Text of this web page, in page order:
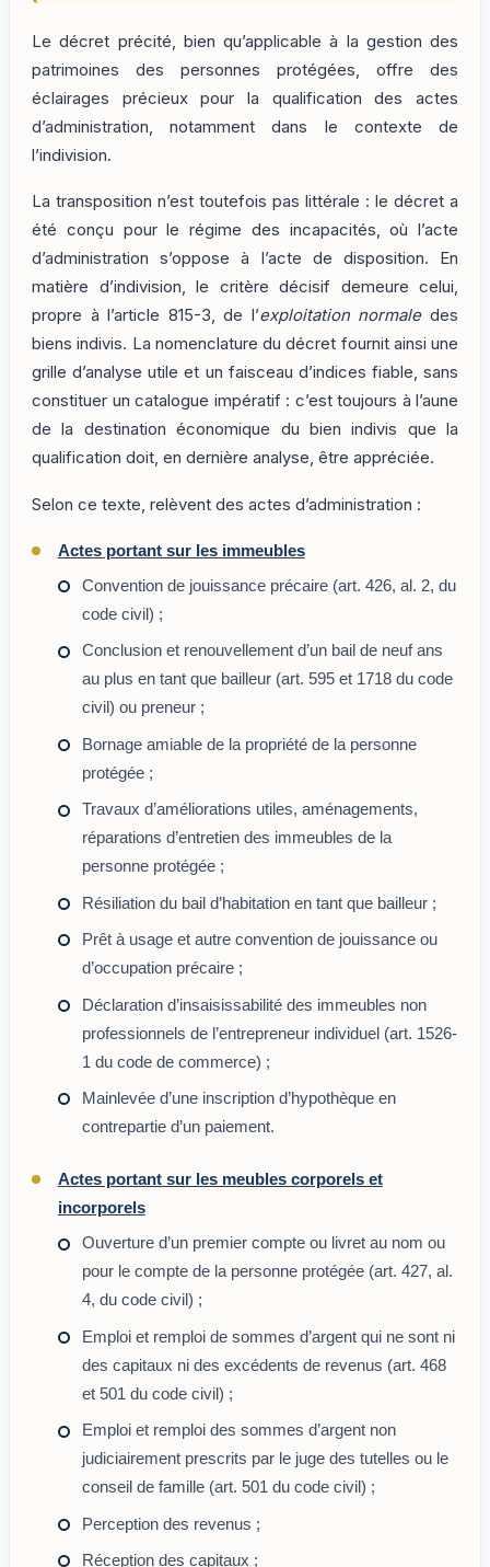
Le décret précité, bien qu’applicable à la gestion des
patrimoines des personnes protégées, offre des
éclairages précieux pour la qualification des actes
d’administration, notamment dans le contexte de
l’indivision.
La transposition n’est toutefois pas littérale : le décret a
été conçu pour le régime des incapacités, où l’acte
d’administration s’oppose à l’acte de disposition. En
matière d’indivision, le critère décisif demeure celui,
propre à l’article 815-3, de l’exploitation normaledes
biens indivis. La nomenclature du décret fournit ainsi une
grille d’analyse utile et un faisceau d’indices fiable, sans
constituer un catalogue impératif : c’est toujours à l’aune
de la destination économique du bien indivis que la
qualification doit, en dernière analyse, être appréciée.
Selon ce texte, relèvent des actes d’administration :
Actes portant sur les immeubles
Convention de jouissance précaire (art. 426, al. 2, du
code civil) ;
Conclusion et renouvellement d’un bail de neuf ans
au plus en tant que bailleur (art. 595 et 1718 du code
civil) ou preneur ;
Bornage amiable de la propriété de la personne
protégée ;
Travaux d’améliorations utiles, aménagements,
réparations d’entretien des immeubles de la
personne protégée ;
Résiliation du bail d’habitation en tant que bailleur ;
Prêt à usage et autre convention de jouissance ou
d’occupation précaire ;
Déclaration d’insaisissabilité des immeubles non
professionnels de l’entrepreneur individuel (art. 1526-
1 du code de commerce) ;
Mainlevée d’une inscription d’hypothèque en
contrepartie d’un paiement.
Actes portant sur les meubles corporels et
incorporels
Ouverture d’un premier compte ou livret au nom ou
pour le compte de la personne protégée (art. 427, al.
4, du code civil) ;
Emploi et remploi de sommes d’argent qui ne sont ni
des capitaux ni des excédents de revenus (art. 468
et 501 du code civil) ;
Emploi et remploi des sommes d’argent non
judiciairement prescrits par le juge des tutelles ou le
conseil de famille (art. 501 du code civil) ;
Perception des revenus ;
Réception des capitaux ;